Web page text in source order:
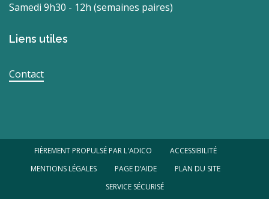
Samedi 9h30 - 12h (semaines paires)
Liens utiles
Contact
FIÈREMENT PROPULSÉ PAR L'ADICO
ACCESSIBILITÉ
MENTIONS LÉGALES
PAGE D’AIDE
PLAN DU SITE
SERVICE SÉCURISÉ